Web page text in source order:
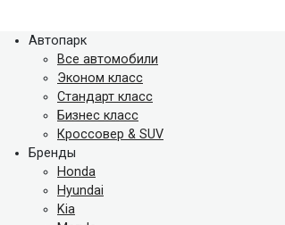
Автопарк
Все автомобили
Эконом класс
Стандарт класс
Бизнес класс
Кроссовер & SUV
Бренды
Honda
Hyundai
Kia